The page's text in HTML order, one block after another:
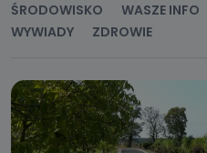
ŚRODOWISKO
WASZE INFO
WYWIADY
ZDROWIE